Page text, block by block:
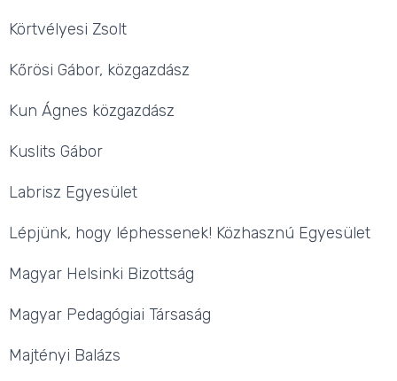
Körtvélyesi Zsolt
Kőrösi Gábor, közgazdász
Kun Ágnes közgazdász
Kuslits Gábor
Labrisz Egyesület
Lépjünk, hogy léphessenek! Közhasznú Egyesület
Magyar Helsinki Bizottság
Magyar Pedagógiai Társaság
Majtényi Balázs